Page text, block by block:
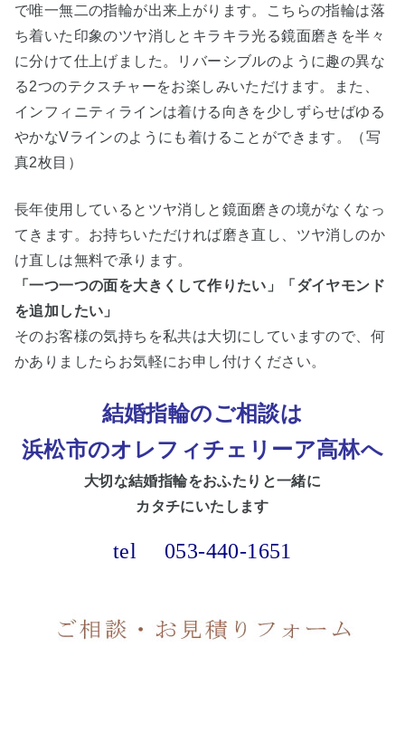
で唯一無二の指輪が出来上がります。こちらの指輪は落
ち着いた印象のツヤ消しとキラキラ光る鏡面磨きを半々
に分けて仕上げました。リバーシブルのように趣の異な
る2つのテクスチャーをお楽しみいただけます。また、
インフィニティラインは着ける向きを少しずらせばゆる
やかなVラインのようにも着けることができます。（写
真2枚目）
長年使用しているとツヤ消しと鏡面磨きの境がなくなっ
てきます。お持ちいただければ磨き直し、ツヤ消しのか
け直しは無料で承ります。
「一つ一つの面を大きくして作りたい」「ダイヤモンド
を追加したい」
そのお客様の気持ちを私共は大切にしていますので、何
かありましたらお気軽にお申し付けください。
結婚指輪のご相談は
浜松市のオレフィチェリーア高林へ
大切な結婚指輪をおふたりと一緒に
カタチにいたします
tel 053-440-1651